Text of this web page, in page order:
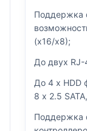
Поддержка
(x16/x8);
До двух RJ-
До 4 x HDD
8 х 2.5
Поддержка